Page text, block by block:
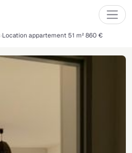
Location appartement 51 m² 860 €